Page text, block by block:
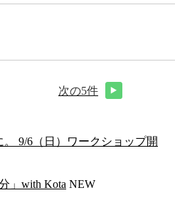
次の5件
9/6（日）ワークショップ開
」with Kota NEW